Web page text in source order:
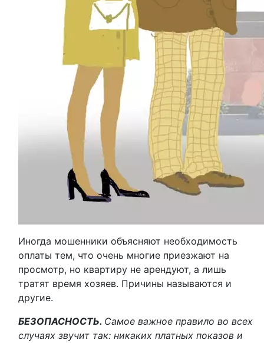
Иногда мошенники объясняют необходимость
оплаты тем, что очень многие приезжают на
просмотр, но квартиру не арендуют, а лишь
тратят время хозяев. Причины называются и
другие.
БЕЗОПАСНОСТЬ. Самое важное правило во всех
случаях звучит так: никаких платных показов и